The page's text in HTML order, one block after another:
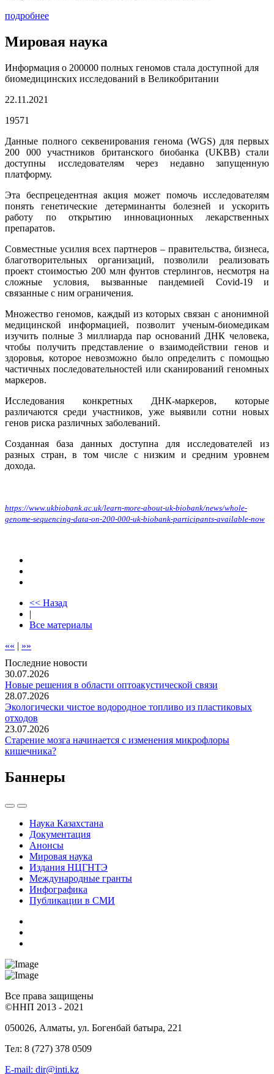
подробнее
Мировая наука
Информация о 200000 полных геномов стала доступной для
биомедицинских исследований в Великобритании
22.11.2021
19571
Данные полного секвенирования генома (WGS) для первых
200 000 участников британского биобанка (UKBB) стали
доступны исследователям через недавно запущенную
платформу.
Эта беспрецедентная акция может помочь исследователям
понять генетические детерминанты болезней и ускорить
работу по открытию инновационных лекарственных
препаратов.
Совместные усилия всех партнеров – правительства, бизнеса,
благотворительных организаций, позволили реализовать
проект стоимостью 200 млн фунтов стерлингов, несмотря на
сложные условия, вызванные пандемией Covid-19 и
cвязанные с ним ограничения.
Множество геномов, каждый из которых связан с анонимной
медицинской информацией, позволит ученым-биомедикам
изучить полные 3 миллиарда пар оснований ДНК человека,
чтобы получить представление о взаимодействии генов и
здоровья, которое невозможно было определить с помощью
частичных последовательностей или сканирований геномных
маркеров.
Исследования конкретных ДНК-маркеров, которые
различаются среди участников, уже выявили сотни новых
генов риска различных заболеваний.
Созданная база данных доступна для исследователей из
разных стран, в том числе с низким и средним уровнем
дохода.
https://www.ukbiobank.ac.uk/learn-more-about-uk-biobank/news/whole-
genome-sequencing-data-on-200-000-uk-biobank-participants-available-now
<< Назад
|
Все материалы
«« | »»
Последние новости
30.07.2026
Новые решения в области оптоакустической связи
28.07.2026
Экологически чистое водородное топливо из пластиковых
отходов
23.07.2026
Старение мозга начинается с изменения микрофлоры
кишечника?
Баннеры
Наука Казахстана
Документация
Анонсы
Мировая наука
Издания НЦГНТЭ
Международные гранты
Инфографика
Публикации в СМИ
Все права защищены
©ННП 2013 - 2021
050026, Алматы, ул. Богенбай батыра, 221
Тел: 8 (727) 378 0509
E-mail: dir@inti.kz